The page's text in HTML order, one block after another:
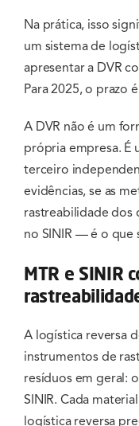
Na prática, isso
um sistema de
apresentar a DVR
Para 2025, o prazo
A DVR não é um
própria empresa.
terceiro
evidências, se as
rastreabilidade dos
no SINIR — é o que
MTR e SINIR
A logística reversa
instrumentos de
resíduos em geral:
SINIR. Cada
logística reversa